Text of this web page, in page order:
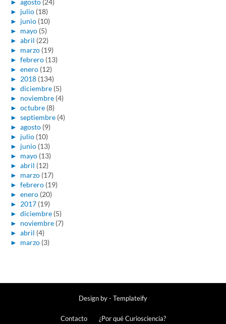
► julio (18)
► junio (10)
► mayo (5)
► abril (22)
► marzo (19)
► febrero (13)
► enero (12)
► 2018 (134)
► diciembre (5)
► noviembre (4)
► octubre (8)
► septiembre (4)
► agosto (9)
► julio (10)
► junio (13)
► mayo (13)
► abril (12)
► marzo (17)
► febrero (19)
► enero (20)
► 2017 (19)
► diciembre (5)
► noviembre (7)
► abril (4)
► marzo (3)
Design by - Templateify
Contacto ¿Por qué Curiosciencia?